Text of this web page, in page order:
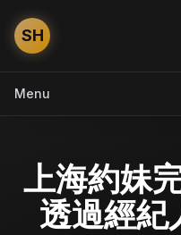
SH
Menu
上海約妹
透過經紀